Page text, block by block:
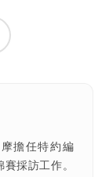
擔任特約編
採訪工作。